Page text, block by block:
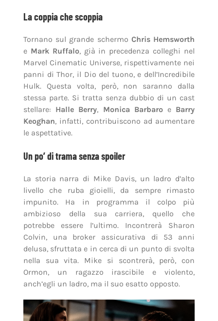
La coppia che scoppia
Tornano sul grande schermo Chris Hemsworth
e Mark Ruffalo, già in precedenza colleghi nel
Marvel Cinematic Universe, rispettivamente nei
panni di Thor, il Dio del tuono, e dell’Incredibile
Hulk. Questa volta, però, non saranno dalla
stessa parte. Si tratta senza dubbio di un cast
stellare: Halle Berry, Monica Barbaroe Barry
Keoghan, infatti, contribuiscono ad aumentare
le aspettative.
Un po’ di trama senza spoiler
La storia narra di Mike Davis, un ladro d’alto
livello che ruba gioielli, da sempre rimasto
impunito. Ha in programma il colpo più
ambizioso della sua carriera, quello che
potrebbe essere l’ultimo. Incontrerà Sharon
Colvin, una broker assicurativa di 53 anni
delusa, sfruttata e in cerca di un punto di svolta
nella sua vita. Mike si scontrerà, però, con
Ormon, un ragazzo irascibile e violento,
anch’egli un ladro, ma il suo esatto opposto.